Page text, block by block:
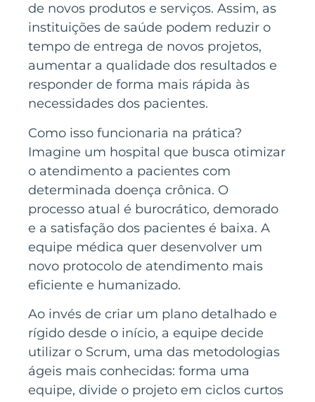
de novos produtos e serviços. Assim, as
instituições de saúde podem reduzir o
tempo de entrega de novos projetos,
aumentar a qualidade dos resultados e
responder de forma mais rápida às
necessidades dos pacientes.
Como isso funcionaria na prática?
Imagine um hospital que busca otimizar
o atendimento a pacientes com
determinada doença crônica. O
processo atual é burocrático, demorado
e a satisfação dos pacientes é baixa. A
equipe médica quer desenvolver um
novo protocolo de atendimento mais
eficiente e humanizado.
Ao invés de criar um plano detalhado e
rígido desde o início, a equipe decide
utilizar o Scrum, uma das metodologias
ágeis mais conhecidas: forma uma
equipe, divide o projeto em ciclos curtos